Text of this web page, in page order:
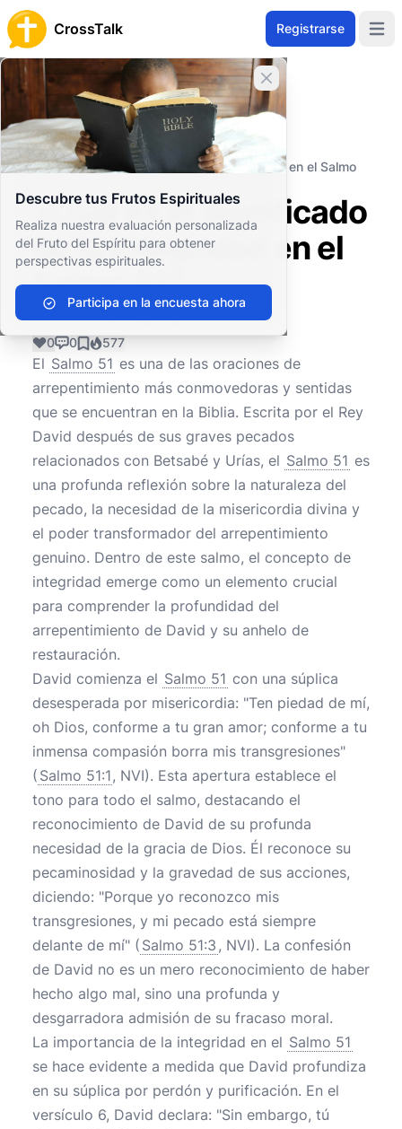
CrossTalk Registrarse
Cerrar banner
Descubre tus Frutos Espirituales
Realiza nuestra evaluación personalizada
del Fruto del Espíritu para obtener
perspectivas espirituales.
Participa en la encuesta ahora
Inicio
Archivo de Preguntas
Antiguo Testamento
Sabiduría y Poesía
¿Cuál es el significado de la integridad en el Salmo
¿Cuál es el significado
de la integridad en el
Salmo 51?
0 0 577
El Salmo 51 es una de las oraciones de
arrepentimiento más conmovedoras y sentidas
que se encuentran en la Biblia. Escrita por el Rey
David después de sus graves pecados
relacionados con Betsabé y Urías, el Salmo 51 es
una profunda reflexión sobre la naturaleza del
pecado, la necesidad de la misericordia divina y
el poder transformador del arrepentimiento
genuino. Dentro de este salmo, el concepto de
integridad emerge como un elemento crucial
para comprender la profundidad del
arrepentimiento de David y su anhelo de
restauración.
David comienza el Salmo 51 con una súplica
desesperada por misericordia: "Ten piedad de mí,
oh Dios, conforme a tu gran amor; conforme a tu
inmensa compasión borra mis transgresiones"
( Salmo 51:1, NVI). Esta apertura establece el
tono para todo el salmo, destacando el
reconocimiento de David de su profunda
necesidad de la gracia de Dios. Él reconoce su
pecaminosidad y la gravedad de sus acciones,
diciendo: "Porque yo reconozco mis
transgresiones, y mi pecado está siempre
delante de mí" ( Salmo 51:3 , NVI). La confesión
de David no es un mero reconocimiento de haber
hecho algo mal, sino una profunda y
desgarradora admisión de su fracaso moral.
La importancia de la integridad en el Salmo 51
se hace evidente a medida que David profundiza
en su súplica por perdón y purificación. En el
versículo 6, David declara: "Sin embargo, tú